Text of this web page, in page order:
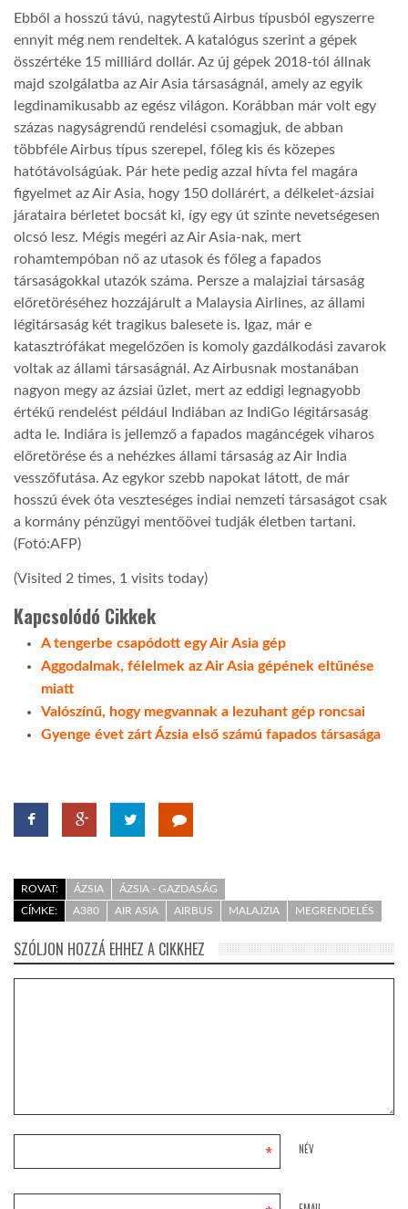
LATIMO.HU
GLOBOBOOK
Ebből a hosszú távú, nagytestű Airbus típusból egyszerre
ennyit még nem rendeltek. A katalógus szerint a gépek
összértéke 15 milliárd dollár. Az új gépek 2018-tól állnak
majd szolgálatba az Air Asia társaságnál, amely az egyik
legdinamikusabb az egész világon. Korábban már volt egy
százas nagyságrendű rendelési csomagjuk, de abban
többféle Airbus típus szerepel, főleg kis és közepes
hatótávolságúak. Pár hete pedig azzal hívta fel magára
figyelmet az Air Asia, hogy 150 dollárért, a délkelet-ázsiai
járataira bérletet bocsát ki, így egy út szinte nevetségesen
olcsó lesz. Mégis megéri az Air Asia-nak, mert
rohamtempóban nő az utasok és főleg a fapados
társaságokkal utazók száma. Persze a malajziai társaság
előretöréséhez hozzájárult a Malaysia Airlines, az állami
légitársaság két tragikus balesete is. Igaz, már e
katasztrófákat megelőzően is komoly gazdálkodási zavarok
voltak az állami társaságnál. Az Airbusnak mostanában
nagyon megy az ázsiai üzlet, mert az eddigi legnagyobb
értékű rendelést például Indiában az IndiGo légitársaság
adta le. Indiára is jellemző a fapados magáncégek viharos
előretörése és a nehézkes állami társaság az Air India
vesszőfutása. Az egykor szebb napokat látott, de már
hosszú évek óta veszteséges indiai nemzeti társaságot csak
a kormány pénzügyi mentőövei tudják életben tartani.
(Fotó:AFP)
(Visited 2 times, 1 visits today)
Kapcsolódó Cikkek
A tengerbe csapódott egy Air Asia gép
Aggodalmak, félelmek az Air Asia gépének eltűnése
miatt
Valószínű, hogy megvannak a lezuhant gép roncsai
Gyenge évet zárt Ázsia első számú fapados társasága
ROVAT: ÁZSIA
ÁZSIA - GAZDASÁG
CÍMKE:
A380 AIR ASIA AIRBUS MALAJZIA MEGRENDELÉS
SZÓLJON HOZZÁ EHHEZ A CIKKHEZ
NÉV
*